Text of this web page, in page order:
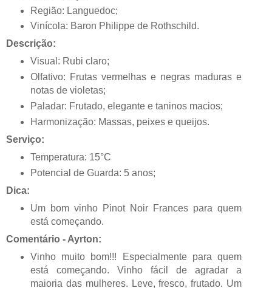
Região: Languedoc;
Vinícola: Baron Philippe de Rothschild.
Descrição:
Visual: Rubi claro;
Olfativo: Frutas vermelhas e negras maduras e
notas de violetas;
Paladar: Frutado, elegante e taninos macios;
Harmonização: Massas, peixes e queijos.
Serviço:
Temperatura: 15°C
Potencial de Guarda: 5 anos;
Dica:
Um bom vinho Pinot Noir Frances para quem
está começando.
Comentário - Ayrton:
Vinho muito bom!!! Especialmente para quem
está começando. Vinho fácil de agradar a
maioria das mulheres. Leve, fresco, frutado. Um